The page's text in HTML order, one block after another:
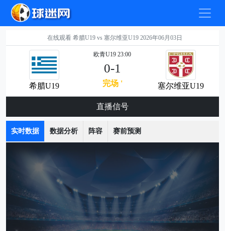
在线观看 希腊U19 vs 塞尔维亚U19 2026年06月03日
希腊U19
欧青U19 23:00
0-1
完场 ' 塞尔维亚U19
直播信号
实时数据 数据分析 阵容 赛前预测